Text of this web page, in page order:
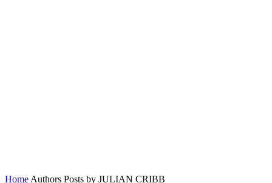
Home Authors Posts by JULIAN CRIBB